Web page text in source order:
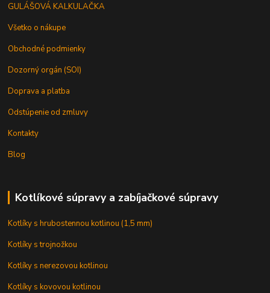
GULÁŠOVÁ KALKULAČKA
Všetko o nákupe
Obchodné podmienky
Dozorný orgán (SOI)
Doprava a platba
Odstúpenie od zmluvy
Kontakty
Blog
Kotlíkové súpravy a zabíjačkové súpravy
Kotlíky s hrubostennou kotlinou (1,5 mm)
Kotlíky s trojnožkou
Kotlíky s nerezovou kotlinou
Kotlíky s kovovou kotlinou